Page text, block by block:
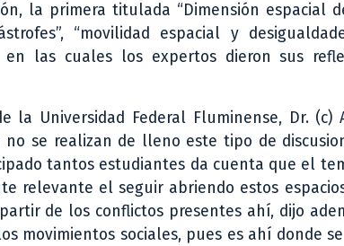
la primera titulada “Dimensión espacial
“movilidad espacial y
en las cuales los expertos dieron sus
Universidad Federal Fluminense, Dr. (c)
se realizan de lleno este tipo de
tantos estudiantes da cuenta que el
relevante el seguir abriendo estos
de los conflictos presentes ahí, dijo
movimientos sociales, pues es ahí donde